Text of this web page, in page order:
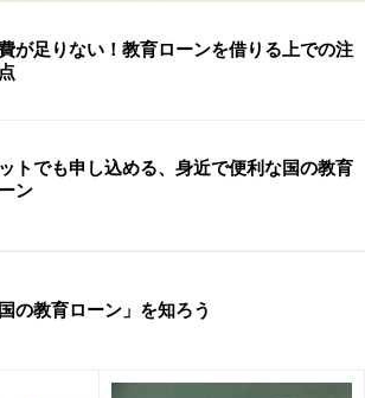
条件を満たすために修学する語学学校
年限3カ月以上の施設が対象
万円（所得590万円）<1>
万円（所得680万円）<2>
万円（所得770万円）
万円（860万円）
万円（960万円）
、年収990万円（所得770万円）以下
1～10のいずれかに該当すれば利用で
が足りない！教育ローンを借りる上での注
トでも申し込める、身近で便利な国の教育
ン
国の教育ローン」を知ろう